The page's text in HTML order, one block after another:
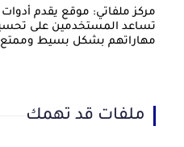
مركز ملفاتي: موقع يقدم أدوات
تساعد المستخدمين على
مهاراتهم بشكل بسيط
ملفات قد تهمك